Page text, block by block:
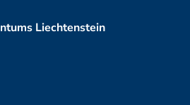
Liechtenstein